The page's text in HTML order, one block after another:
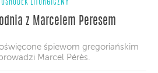
LITURGICZNY
z Marcelem Peresem
śpiewom gregoriańskim
Marcel Pérès.